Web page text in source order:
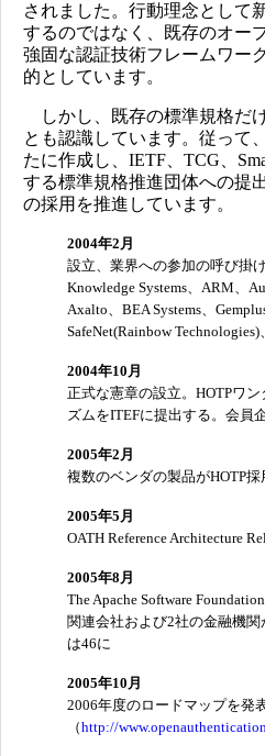
されました。行動理念として
するのではなく、既存のオー
強固な認証技術フレームワー
的としています。
しかし、既存の標準規格だ
とも認識しています。従って
たに作成し、IETF、TCG、
する標準規格推進団体への提
の採用を推進しています。
2004年2月
設立、業界への参加の呼び掛
Knowledge Systems、ARM、
Axalto、BEA Systems、
SafeNet(Rainbow
2004年10月
正式な憲章の設立。HOTPワ
ズムをITEFに提出する。会員
2005年2月
複数のベンダの製品がHOTP採
2005年5月
OATH Reference Architecture
2005年8月
The Apache Software
関連会社および2社の金融機
は46に
2005年10月
2006年度のロードマップを発
（http://